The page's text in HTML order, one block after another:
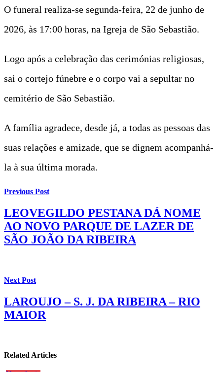
O funeral realiza-se segunda-feira, 22 de junho de
2026, às 17:00 horas, na Igreja de São Sebastião.
Logo após a celebração das cerimónias religiosas,
sai o cortejo fúnebre e o corpo vai a sepultar no
cemitério de São Sebastião.
A família agradece, desde já, a todas as pessoas das
suas relações e amizade, que se dignem acompanhá-
la à sua última morada.
Previous Post
LEOVEGILDO PESTANA DÁ NOME
AO NOVO PARQUE DE LAZER DE
SÃO JOÃO DA RIBEIRA
Next Post
LAROUJO – S. J. DA RIBEIRA – RIO
MAIOR
Related Articles